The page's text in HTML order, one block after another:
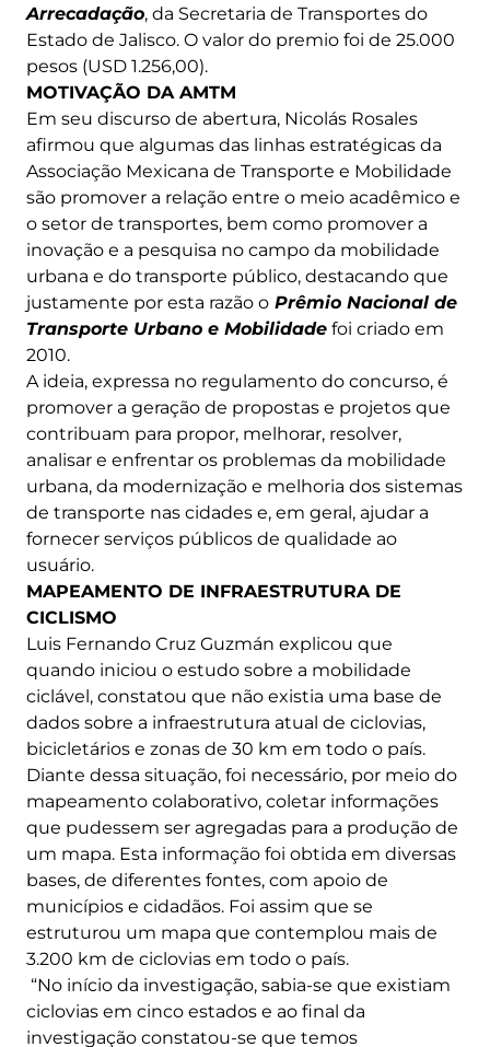
Arrecadação, da Secretaria de Transportes do
Estado de Jalisco. O valor do premio foi de 25.000
pesos (USD 1.256,00).
MOTIVAÇÃO DA AMTM
Em seu discurso de abertura, Nicolás Rosales
afirmou que algumas das linhas estratégicas da
Associação Mexicana de Transporte e Mobilidade
são promover a relação entre o meio acadêmico e
o setor de transportes, bem como promover a
inovação e a pesquisa no campo da mobilidade
urbana e do transporte público, destacando que
justamente por esta razão o Prêmio Nacional de
Transporte Urbano e Mobilidade foi criado em
2010.
A ideia, expressa no regulamento do concurso, é
promover a geração de propostas e projetos que
contribuam para propor, melhorar, resolver,
analisar e enfrentar os problemas da mobilidade
urbana, da modernização e melhoria dos sistemas
de transporte nas cidades e, em geral, ajudar a
fornecer serviços públicos de qualidade ao
usuário.
MAPEAMENTO DE INFRAESTRUTURA DE
CICLISMO
Luis Fernando Cruz Guzmán explicou que
quando iniciou o estudo sobre a mobilidade
ciclável, constatou que não existia uma base de
dados sobre a infraestrutura atual de ciclovias,
bicicletários e zonas de 30 km em todo o país.
Diante dessa situação, foi necessário, por meio do
mapeamento colaborativo, coletar informações
que pudessem ser agregadas para a produção de
um mapa. Esta informação foi obtida em diversas
bases, de diferentes fontes, com apoio de
municípios e cidadãos. Foi assim que se
estruturou um mapa que contemplou mais de
3.200 km de ciclovias em todo o país.
“No início da investigação, sabia-se que existiam
ciclovias em cinco estados e ao final da
investigação constatou-se que temos